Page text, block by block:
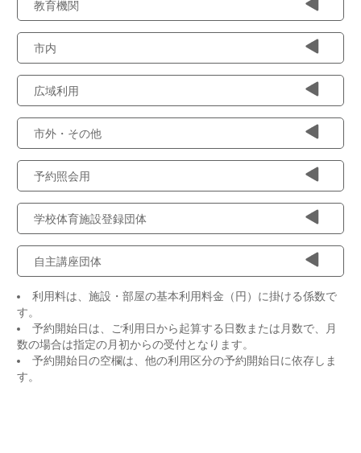
教育機関
市内
広域利用
市外・その他
予約照会用
学校体育施設登録団体
自主講座団体
利用料は、施設・部屋の基本利用料金（円）に掛ける係数で
す。
予約開始日は、ご利用日から起算する日数または月数で、月
数の場合は指定の月初からの受付となります。
予約開始日の空欄は、他の利用区分の予約開始日に依存しま
す。